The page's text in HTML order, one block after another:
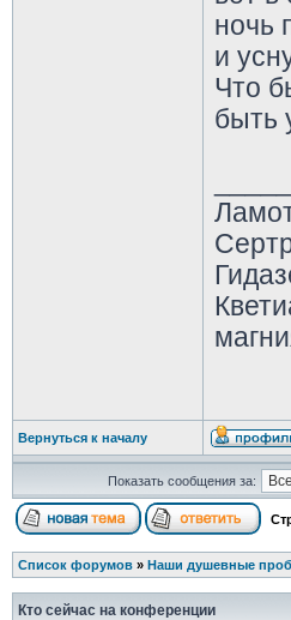
ночь
и
Что
быть
Вернуться к началу
Показать сообщения за:
Список форумов» Наши душевные
Кто сейчас на конференции